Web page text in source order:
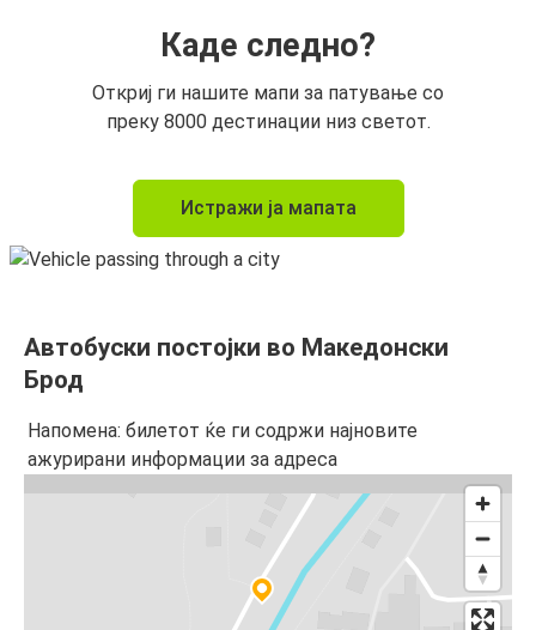
Каде следно?
Откриј ги нашите мапи за патување со
преку 8000 дестинации низ светот.
Истражи ја мапата
Автобуски постојки во Македонски
Брод
Напомена: билетот ќе ги содржи најновите
ажурирани информации за адреса